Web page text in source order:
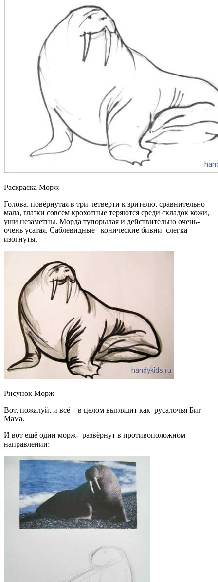
Раскраска Морж
Голова, повёрнутая в три четверти к зрителю, сравнительно
мала, глазки совсем крохотные теряются среди складок кожи,
уши незаметны. Морда тупорылая и действительно очень-
очень усатая. Саблевидные конические бивни слегка
изогнуты.
Рисунок Морж
Вот, пожалуй, и всё – в целом выглядит как русалочья Биг
Мама.
И вот ещё один морж- развёрнут в противоположном
направлении: